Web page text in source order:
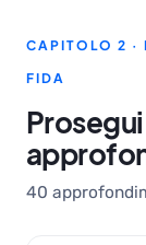
CAPITOLO 2 ·
FIDA
40